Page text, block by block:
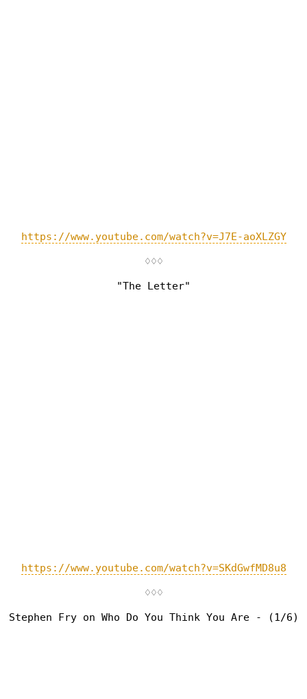
https://www.youtube.com/watch?v=J7E-aoXLZGY
♢♢♢
"The Letter"
https://www.youtube.com/watch?v=SKdGwfMD8u8
♢♢♢
Stephen Fry on Who Do You Think You Are - (1/6)